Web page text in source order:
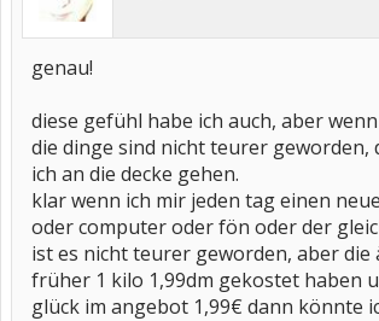
genau!
diese gefühl habe ich auch, aber
die dinge sind nicht teurer geworden,
ich an die decke gehen.
klar wenn ich mir jeden tag einen
oder computer oder fön oder der
ist es nicht teurer geworden, aber die
früher 1 kilo 1,99dm gekostet haben
glück im angebot 1,99€ dann könnte